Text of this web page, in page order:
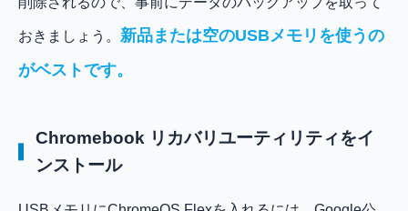
おきましょう。 新品または空のUSBメモリを使うの
がベストです。
Chromebook リカバリユーティリティをイ
ンストール